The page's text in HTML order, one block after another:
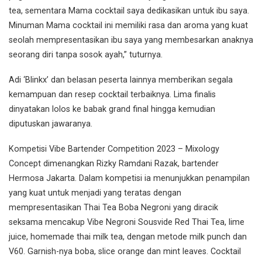
tea, sementara Mama cocktail saya dedikasikan untuk ibu saya.
Minuman Mama cocktail ini memiliki rasa dan aroma yang kuat
seolah mempresentasikan ibu saya yang membesarkan anaknya
seorang diri tanpa sosok ayah,” tuturnya.
Adi ‘Blinkx’ dan belasan peserta lainnya memberikan segala
kemampuan dan resep cocktail terbaiknya. Lima finalis
dinyatakan lolos ke babak grand final hingga kemudian
diputuskan jawaranya.
Kompetisi Vibe Bartender Competition 2023 – Mixology
Concept dimenangkan Rizky Ramdani Razak, bartender
Hermosa Jakarta. Dalam kompetisi ia menunjukkan penampilan
yang kuat untuk menjadi yang teratas dengan
mempresentasikan Thai Tea Boba Negroni yang diracik
seksama mencakup Vibe Negroni Sousvide Red Thai Tea, lime
juice, homemade thai milk tea, dengan metode milk punch dan
V60. Garnish-nya boba, slice orange dan mint leaves. Cocktail